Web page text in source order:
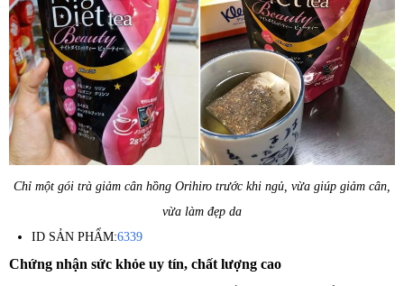
Chỉ một gói trà giảm cân hồng Orihiro trước khi ngủ, vừa giúp giảm cân,
vừa làm đẹp da
ID SẢN PHẨM:6339
Chứng nhận sức khỏe uy tín, chất lượng cao